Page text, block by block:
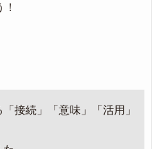
接続」「意味」「活用」